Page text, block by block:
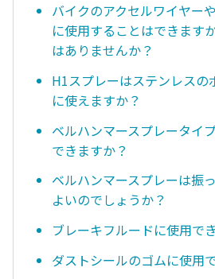
バイクのアクセルワイヤー
に使用することはできます
はありませんか？
H1スプレーはステンレスの
に使えますか？
ベルハンマースプレータイ
できますか？
ベルハンマースプレーは振
よいのでしょうか？
ブレーキフルードに使用で
ダストシールのゴムに使用